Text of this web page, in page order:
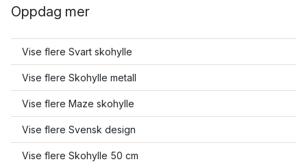
Oppdag mer
Vise flere Svart skohylle
Vise flere Skohylle metall
Vise flere Maze skohylle
Vise flere Svensk design
Vise flere Skohylle 50 cm